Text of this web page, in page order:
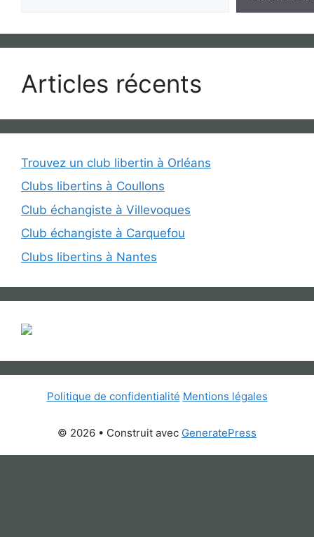
Articles récents
Trouvez un club libertin à Orléans
Clubs libertins à Coullons
Club échangiste à Villevoques
Club échangiste à Carquefou
Clubs libertins à Nantes
Politique de confidentialité Mentions légales
© 2026 • Construit avec GeneratePress